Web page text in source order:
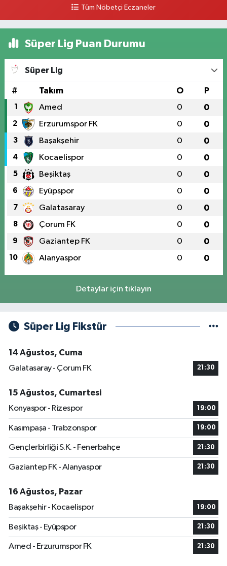
Tüm Nöbetçi Eczaneler
Süper Lig Puan Durumu
Süper Lig
# Takım O P
1 Amed 0 0
2 Erzurumspor FK 0 0
3 Başakşehir 0 0
4 Kocaelispor 0 0
5 Beşiktaş 0 0
6 Eyüpspor 0 0
7 Galatasaray 0 0
8 Çorum FK 0 0
9 Gaziantep FK 0 0
10 Alanyaspor 0 0
Detaylar için tıklayın
Süper Lig Fikstür
14 Ağustos, Cuma
Galatasaray - Çorum FK
21:30
15 Ağustos, Cumartesi
Konyaspor - Rizespor
19:00
Kasımpaşa - Trabzonspor 19:00
Gençlerbirliği S.K. - Fenerbahçe 21:30
Gaziantep FK - Alanyaspor 21:30
16 Ağustos, Pazar
Başakşehir - Kocaelispor
19:00
Beşiktaş - Eyüpspor 21:30
Amed - Erzurumspor FK 21:30